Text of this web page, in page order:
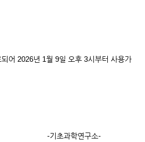
어 2026년 1월 9일 오후 3시부터 사용가
학연구소-